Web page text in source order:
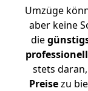
Umzüge
aber keine
die
stets
Preisezu